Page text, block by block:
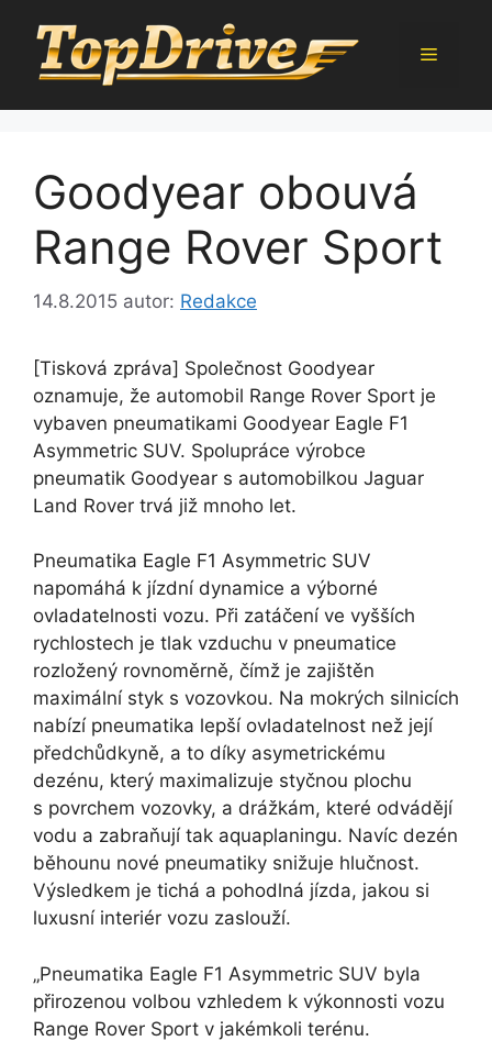
obsah
Menu
Goodyear obouvá
Range Rover Sport
14.8.2015 autor: Redakce
[Tisková zpráva] Společnost Goodyear
oznamuje, že automobil Range Rover Sport je
vybaven pneumatikami Goodyear Eagle F1
Asymmetric SUV. Spolupráce výrobce
pneumatik Goodyear s automobilkou Jaguar
Land Rover trvá již mnoho let.
Pneumatika Eagle F1 Asymmetric SUV
napomáhá k jízdní dynamice a výborné
ovladatelnosti vozu. Při zatáčení ve vyšších
rychlostech je tlak vzduchu v pneumatice
rozložený rovnoměrně, čímž je zajištěn
maximální styk s vozovkou. Na mokrých silnicích
nabízí pneumatika lepší ovladatelnost než její
předchůdkyně, a to díky asymetrickému
dezénu, který maximalizuje styčnou plochu
s povrchem vozovky, a drážkám, které odvádějí
vodu a zabraňují tak aquaplaningu. Navíc dezén
běhounu nové pneumatiky snižuje hlučnost.
Výsledkem je tichá a pohodlná jízda, jakou si
luxusní interiér vozu zaslouží.
Pneumatika Eagle F1 Asymmetric SUV byla
přirozenou volbou vzhledem k výkonnosti vozu
Range Rover Sport v jakémkoli terénu.